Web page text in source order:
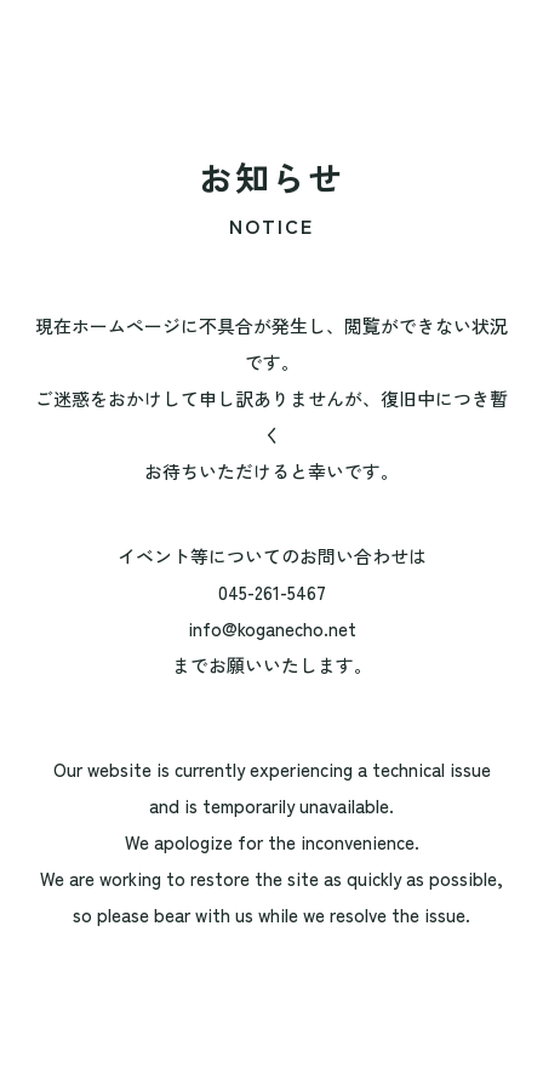
お知らせ
NOTICE
現在ホームページに不具合が発生し、閲覧ができない状況
です。
ご迷惑をおかけして申し訳ありませんが、復旧中につき暫
く
お待ちいただけると幸いです。
イベント等についてのお問い合わせは
045-261-5467
info@koganecho.net
までお願いいたします。
Our website is currently experiencing a technical issue
and is temporarily unavailable.
We apologize for the inconvenience.
We are working to restore the site as quickly as possible,
so please bear with us while we resolve the issue.